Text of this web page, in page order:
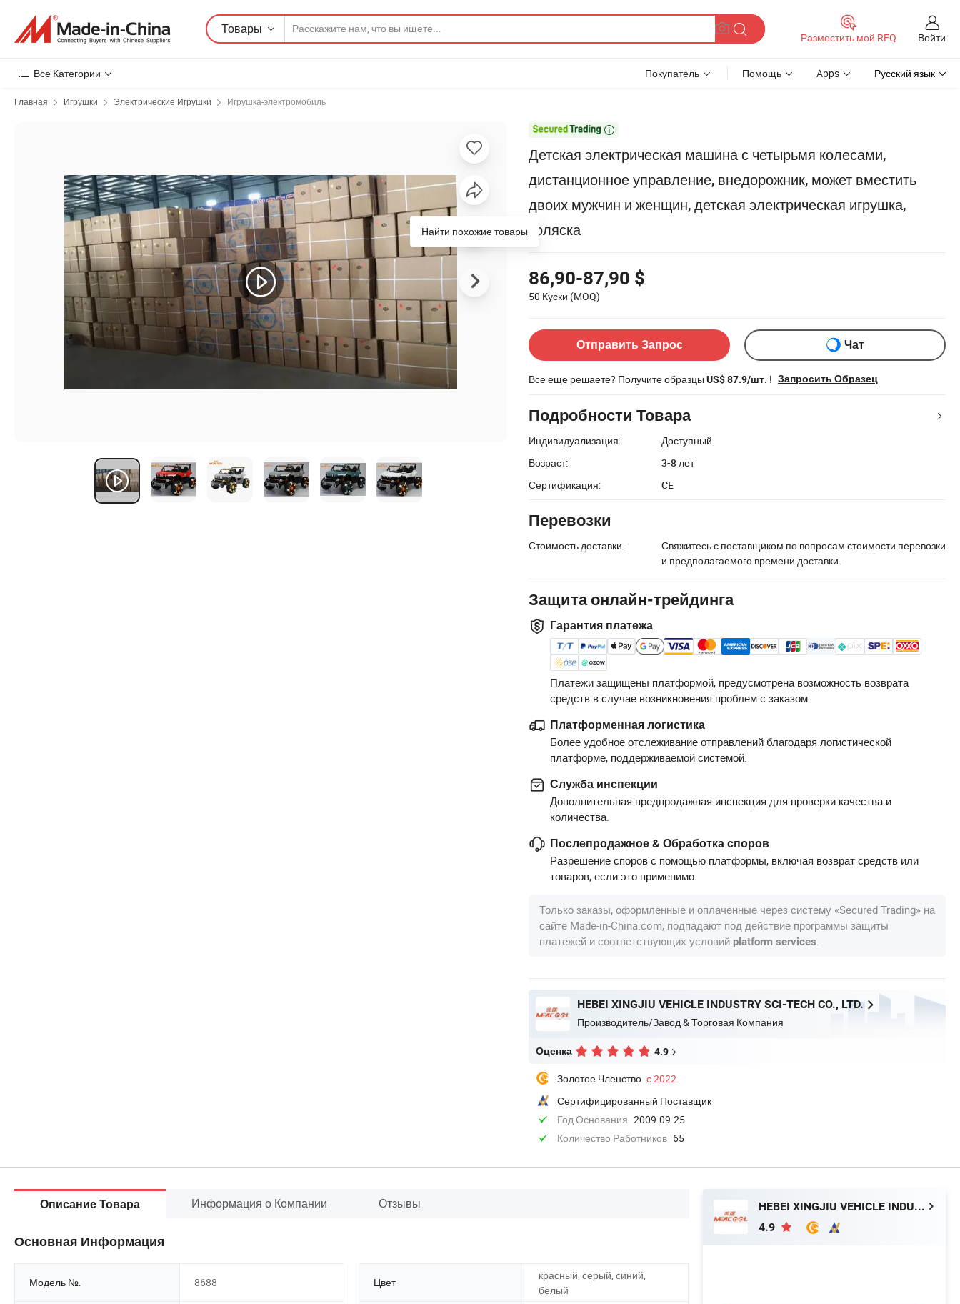
Товары
Разместить мой RFQ Войти
Все Категории Покупатель Помощь Apps Русский язык
Главная Игрушки Электрические Игрушки Игрушка-электромобиль

Детская электрическая машина с четырьмя колесами,
дистанционное управление, внедорожник, может вместить
двоих мужчин и женщин, детская электрическая игрушка,
коляска
86,90-87,90 $
50 Куски (MOQ)
Отправить Запрос Чат
Все еще решаете? Получите образцы US$ 87.9/шт. ! Запросить Образец
Подробности Товара
Индивидуализация:
Доступный
Возраст:
3-8 лет
Сертификация:
CE
Перевозки
Стоимость доставки:
Свяжитесь с поставщиком по вопросам стоимости перевозки
и предполагаемого времени доставки.
Защита онлайн-трейдинга
Гарантия платежа
Платежи защищены платформой, предусмотрена возможность возврата
средств в случае возникновения проблем с заказом.
Платформенная логистика
Более удобное отслеживание отправлений благодаря логистической
платформе, поддерживаемой системой.
Служба инспекции
Дополнительная предпродажная инспекция для проверки качества и
количества.
Послепродажное & Обработка споров
Разрешение споров с помощью платформы, включая возврат средств или
товаров, если это применимо.
Только заказы, оформленные и оплаченные через систему «Secured Trading» на
сайте Made-in-China.com, подпадают под действие программы защиты
платежей и соответствующих условий platform services
HEBEI XINGJIU VEHICLE INDUSTRY SCI-TECH CO., LTD.
Производитель/Завод & Торговая Компания
Оценка 4.9
Золотое Членство с 2022
Сертифицированный Поставщик
Год Основания 2009-09-25
Количество Работников 65
Найти похожие товары
Описание Товара Информация о Компании Отзывы
Основная Информация
Модель №. 8688 Цвет
красный, серый, синий,
белый
HEBEI XINGJIU VEHICLE INDUSTRY SCI-TECH CO., LTD.
4.9